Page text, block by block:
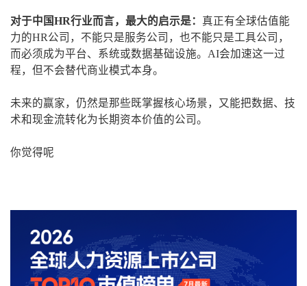
对于中国HR行业而言，最大的启示是： 真正有全球估值能
力的HR公司，不能只是服务公司，也不能只是工具公司，
而必须成为平台、系统或数据基础设施。AI会加速这一过
程，但不会替代商业模式本身。
未来的赢家，仍然是那些既掌握核心场景，又能把数据、技
术和现金流转化为长期资本价值的公司。
你觉得呢